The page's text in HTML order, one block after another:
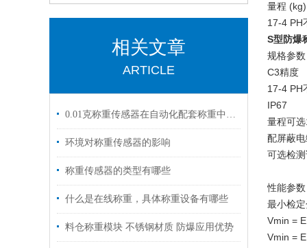
相关文章
ARTICLE
0.01克称重传感器在自动化配套称重中的应用
环境对称重传感器的影响
称重传感器的类型有哪些
什么是在线称重，具体称重设备有哪些
料仓称重模块 不锈钢材质 防爆应用优势
量程
17-4 PH
S型防爆
规格参数
C3精度
17-4 PH
IP67
量程可
配屏蔽
可选检
性能参数
最小检
Vmin =
Vmin =